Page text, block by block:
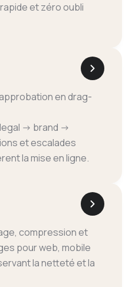
et zéro oubli
en drag-
→ brand →
et escalades
la mise en ligne.
compression et
pour web, mobile
la netteté et la